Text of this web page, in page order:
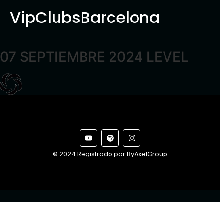
VipClubsBarcelona
07 SEPTIEMBRE 2024 LEVEL
© 2024 Registrado por ByAxelGroup